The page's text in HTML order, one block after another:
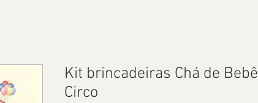
Kit brincadeiras Chá de Bebê
Circo